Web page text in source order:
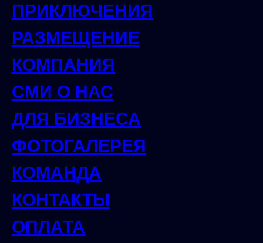
ПРИКЛЮЧЕНИЯ
РАЗМЕЩЕНИЕ
КОМПАНИЯ
СМИ О НАС
ДЛЯ БИЗНЕСА
ФОТОГАЛЕРЕЯ
КОМАНДА
КОНТАКТЫ
ОПЛАТА